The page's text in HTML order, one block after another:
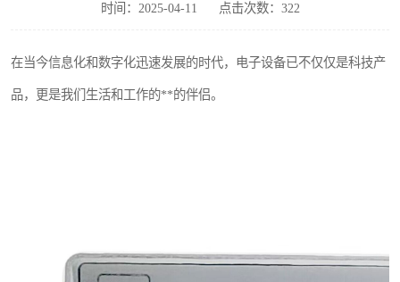
时间：2025-04-11 点击次数：322
在当今信息化和数字化迅速发展的时代，电子设备已不仅仅是科技产
品，更是我们生活和工作的**的伴侣。